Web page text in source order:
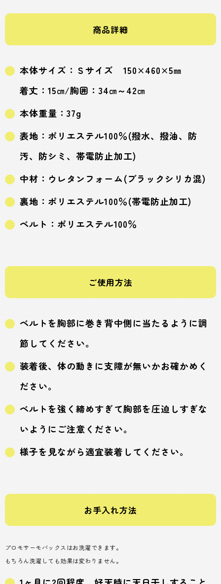
商品詳細
本体サイズ：Ｓサイズ 150×460×5㎜
着丈：15㎝/胸囲：34㎝～42㎝
本体重量：37g
表地：ポリエステル100％(撥水、撥油、防
汚、防シミ、帯電防止加工)
中材：ウレタンフォーム(ブラックシリカ混)
裏地：ポリエステル100％(帯電防止加工)
ベルト：ポリエステル100％
ご使用方法
ベルトを胸部に巻き背中側に当たるように調
節してください。
装着後、体の動きに支障が無いかお確かめく
ださい。
ベルトを強く締めすぎて胸部を圧迫しすぎな
いようにご注意ください。
様子を見ながら適宜装着してください。
お手入れ方法
プロモサーモバックスはお洗濯できます。
もちろん洗濯しても効果は変わりません。